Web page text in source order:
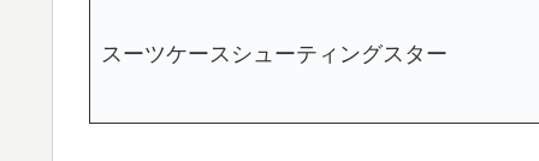
スーツケースシューティングスター